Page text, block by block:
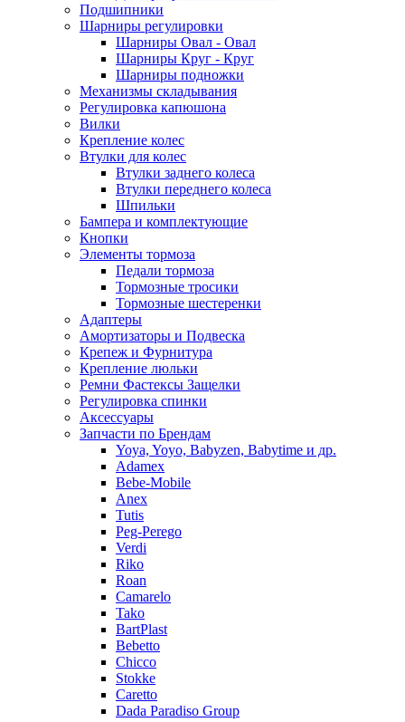
Подшипники
Шарниры регулировки
Шарниры Овал - Овал
Шарниры Круг - Круг
Шарниры подножки
Механизмы складывания
Регулировка капюшона
Вилки
Крепление колес
Втулки для колес
Втулки заднего колеса
Втулки переднего колеса
Шпильки
Бампера и комплектующие
Кнопки
Элементы тормоза
Педали тормоза
Тормозные тросики
Тормозные шестеренки
Адаптеры
Амортизаторы и Подвеска
Крепеж и Фурнитура
Крепление люльки
Ремни Фастексы Защелки
Регулировка спинки
Аксессуары
Запчасти по Брендам
Yoya, Yoyo, Babyzen, Babytime и др.
Adamex
Bebe-Mobile
Anex
Tutis
Peg-Perego
Verdi
Riko
Roan
Camarelo
Tako
BartPlast
Bebetto
Chicco
Stokke
Caretto
Dada Paradiso Group